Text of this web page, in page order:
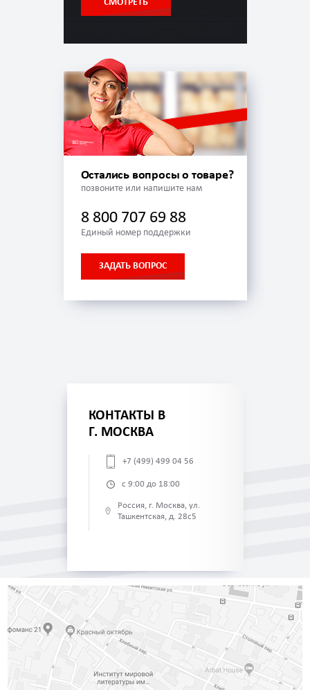
СМОТРЕТЬ
Остались вопросы о товаре?
позвоните или напишите нам
8 800 707 69 88
Единый номер поддержки
ЗАДАТЬ ВОПРОС
КОНТАКТЫ В
Г. МОСКВА
+7 (499) 499 04 56
с 9:00 до 18:00
Россия, г. Москва, ул.
Ташкентская, д. 28с5